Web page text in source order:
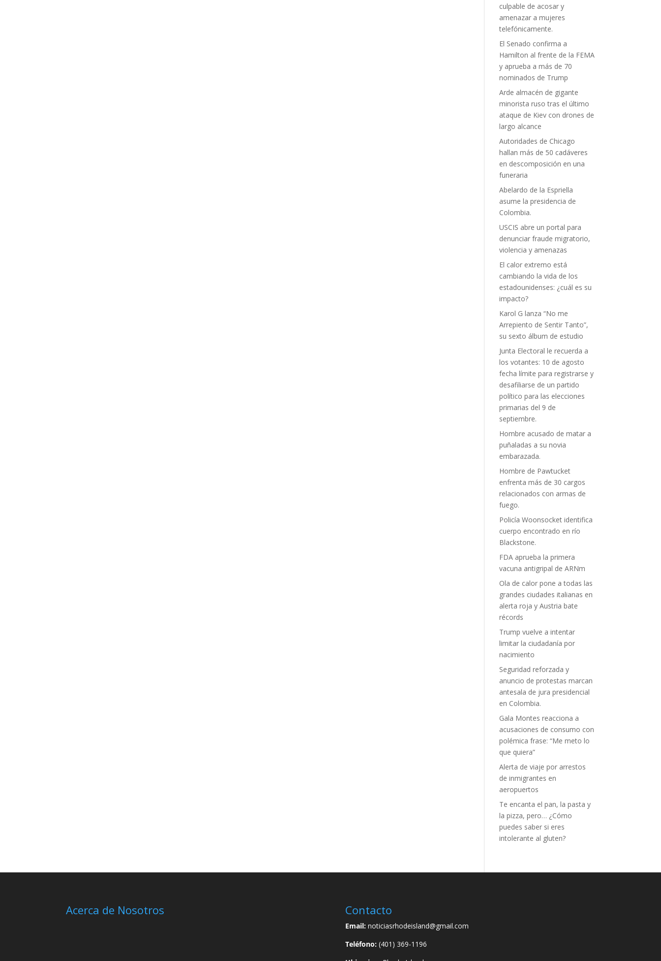
culpable de acosar y
amenazar a mujeres
telefónicamente.
El Senado confirma a
Hamilton al frente de la FEMA
y aprueba a más de 70
nominados de Trump
Arde almacén de gigante
minorista ruso tras el último
ataque de Kiev con drones de
largo alcance
Autoridades de Chicago
hallan más de 50 cadáveres
en descomposición en una
funeraria
Abelardo de la Espriella
asume la presidencia de
Colombia.
USCIS abre un portal para
denunciar fraude migratorio,
violencia y amenazas
El calor extremo está
cambiando la vida de los
estadounidenses: ¿cuál es su
impacto?
Karol G lanza “No me
Arrepiento de Sentir Tanto”,
su sexto álbum de estudio
Junta Electoral le recuerda a
los votantes: 10 de agosto
fecha límite para registrarse y
desafiliarse de un partido
político para las elecciones
primarias del 9 de
septiembre.
Hombre acusado de matar a
puñaladas a su novia
embarazada.
Hombre de Pawtucket
enfrenta más de 30 cargos
relacionados con armas de
fuego.
Policía Woonsocket identifica
cuerpo encontrado en río
Blackstone.
FDA aprueba la primera
vacuna antigripal de ARNm
Ola de calor pone a todas las
grandes ciudades italianas en
alerta roja y Austria bate
récords
Trump vuelve a intentar
limitar la ciudadanía por
nacimiento
Seguridad reforzada y
anuncio de protestas marcan
antesala de jura presidencial
en Colombia.
Gala Montes reacciona a
acusaciones de consumo con
polémica frase: “Me meto lo
que quiera”
Alerta de viaje por arrestos
de inmigrantes en
aeropuertos
Te encanta el pan, la pasta y
la pizza, pero… ¿Cómo
puedes saber si eres
intolerante al gluten?
Acerca de Nosotros Contacto
Email:noticiasrhodeisland@gmail.com
Teléfono:(401) 369-1196